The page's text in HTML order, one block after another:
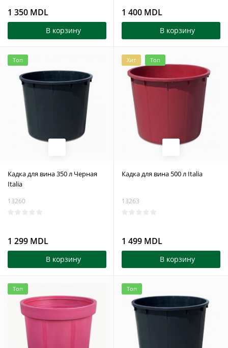
1 350 MDL
В корзину
1 400 MDL
В корзину
Топ
Кадка для вина 350 л Черная
Italia
13260
1 299 MDL
В корзину
Хит Топ
Кадка для вина 500 л Italia
13263
1 499 MDL
В корзину
Топ Топ